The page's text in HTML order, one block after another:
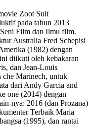
Zoot Suit
pada tahun 2013
Film dan Ilmu film.
Australia Fred Schepisi
(1982) dengan
diikuti oleh kebakaran
dan Jean-Louis
Marinech, untuk
dari Andy Garcia and
one (2014) dengan
nya: 2016 (dan Prozana)
Terbaik Maria
(1995), dan rantai